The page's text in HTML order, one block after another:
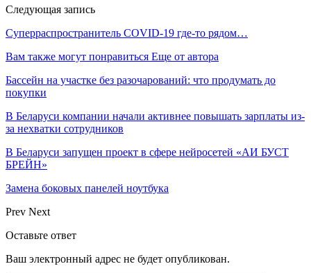
Следующая запись
Суперраспространитель COVID-19 где-то рядом…
Вам также могут понравиться Еще от автора
Бассейн на участке без разочарований: что продумать до
покупки
В Беларуси компании начали активнее повышать зарплаты из-
за нехватки сотрудников
В Беларуси запущен проект в сфере нейросетей «АИ БУСТ
БРЕЙН»
Замена боковых панелей ноутбука
Prev Next
Оставьте ответ
Ваш электронный адрес не будет опубликован.